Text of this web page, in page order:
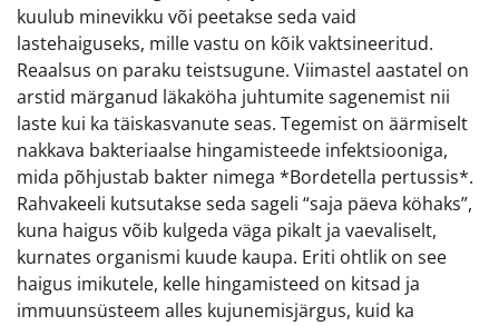
kuulub minevikku või peetakse seda vaid
lastehaiguseks, mille vastu on kõik vaktsineeritud.
Reaalsus on paraku teistsugune. Viimastel aastatel on
arstid märganud läkaköha juhtumite sagenemist nii
laste kui ka täiskasvanute seas. Tegemist on äärmiselt
nakkava bakteriaalse hingamisteede infektsiooniga,
mida põhjustab bakter nimega *Bordetella pertussis*.
Rahvakeeli kutsutakse seda sageli “saja päeva köhaks”,
kuna haigus võib kulgeda väga pikalt ja vaevaliselt,
kurnates organismi kuude kaupa. Eriti ohtlik on see
haigus imikutele, kelle hingamisteed on kitsad ja
immuunsüsteem alles kujunemisjärgus, kuid ka